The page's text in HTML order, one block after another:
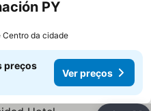
PY
Centro da cidade
preços
Ver preços